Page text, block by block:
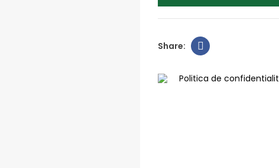
Politica de